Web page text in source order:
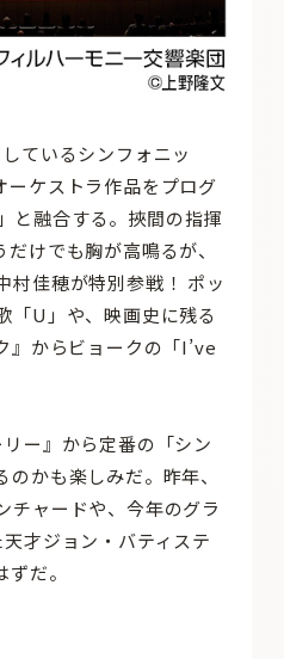
ているシンフォニッ
ーケストラ作品をプログ
と融合する。挾間の指揮
けでも胸が高鳴るが、
村佳穂が特別参戦！ ポッ
「U」や、映画史に残る
』からビョークの「I’ve
ー』から定番の「シン
かも楽しみだ。昨年、
チャードや、今年のグラ
才ジョン・バティステ
だ。